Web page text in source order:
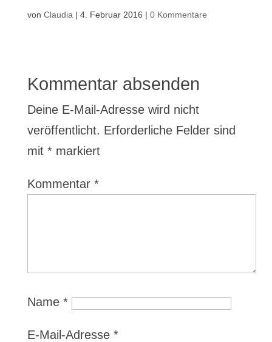
von Claudia | 4. Februar 2016 | 0 Kommentare
Kommentar absenden
Deine E-Mail-Adresse wird nicht
veröffentlicht. Erforderliche Felder sind
mit *markiert
Kommentar *
Name *
E-Mail-Adresse *